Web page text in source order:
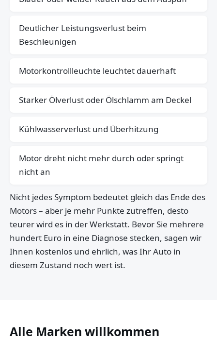
Deutlicher Leistungsverlust beim
Beschleunigen
Motorkontrollleuchte leuchtet dauerhaft
Starker Ölverlust oder Ölschlamm am Deckel
Kühlwasserverlust und Überhitzung
Motor dreht nicht mehr durch oder springt
nicht an
Nicht jedes Symptom bedeutet gleich das Ende des
Motors – aber je mehr Punkte zutreffen, desto
teurer wird es in der Werkstatt. Bevor Sie mehrere
hundert Euro in eine Diagnose stecken, sagen wir
Ihnen kostenlos und ehrlich, was Ihr Auto in
diesem Zustand noch wert ist.
Alle Marken willkommen